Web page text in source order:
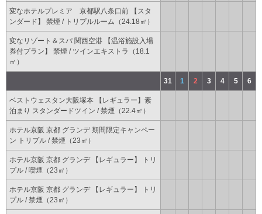
変なホテルプレミア 京都駅八条口前 【スタ
ンダード】 禁煙 / トリプルルーム（24.18㎡）
変なリゾート＆スパ 関西空港 【温浴施設入場
券付プラン】 禁煙 / ツインエキストラ（18.1
㎡）
31 1 2 3 4 5 6
ベストウェスタン大阪塚本 【レギュラー】素
泊まり スタンダードツイン / 禁煙（22.4㎡）
ホテル京阪 京都 グランデ 期間限定キャンペー
ン トリプル / 禁煙（23㎡）
ホテル京阪 京都 グランデ 【レギュラー】 トリ
プル / 喫煙（23㎡）
ホテル京阪 京都 グランデ 【レギュラー】 トリ
プル / 禁煙（23㎡）